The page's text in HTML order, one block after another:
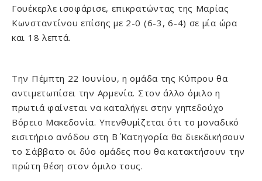
Γουέκερλε ισοφάρισε, επικρατώντας της Μαρίας
Κωνσταντίνου επίσης με 2-0 (6-3, 6-4) σε μία ώρα
και 18 λεπτά.
Την Πέμπτη 22 Ιουνίου, η ομάδα της Κύπρου θα
αντιμετωπίσει την Αρμενία. Στον άλλο όμιλο η
πρωτιά φαίνεται να καταλήγει στην γηπεδούχο
Βόρειο Μακεδονία. Υπενθυμίζεται ότι το μοναδικό
εισιτήριο ανόδου στη Β΄ Κατηγορία θα διεκδικήσουν
το Σάββατο οι δύο ομάδες που θα κατακτήσουν την
πρώτη θέση στον όμιλο τους.